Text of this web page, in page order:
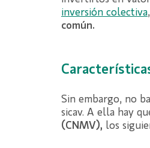
inversión colectiva,
común.
Sin embargo, no
sicav. A ella hay
(CNMV), los